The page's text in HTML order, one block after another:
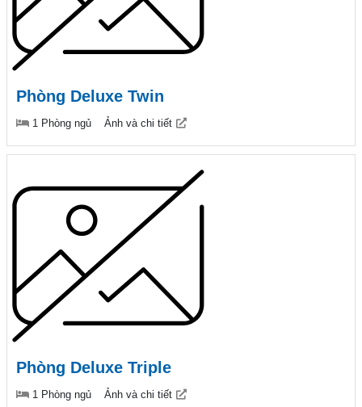
Phòng Deluxe Twin
1 Phòng ngủ Ảnh và chi tiết
Phòng Deluxe Triple
1 Phòng ngủ Ảnh và chi tiết